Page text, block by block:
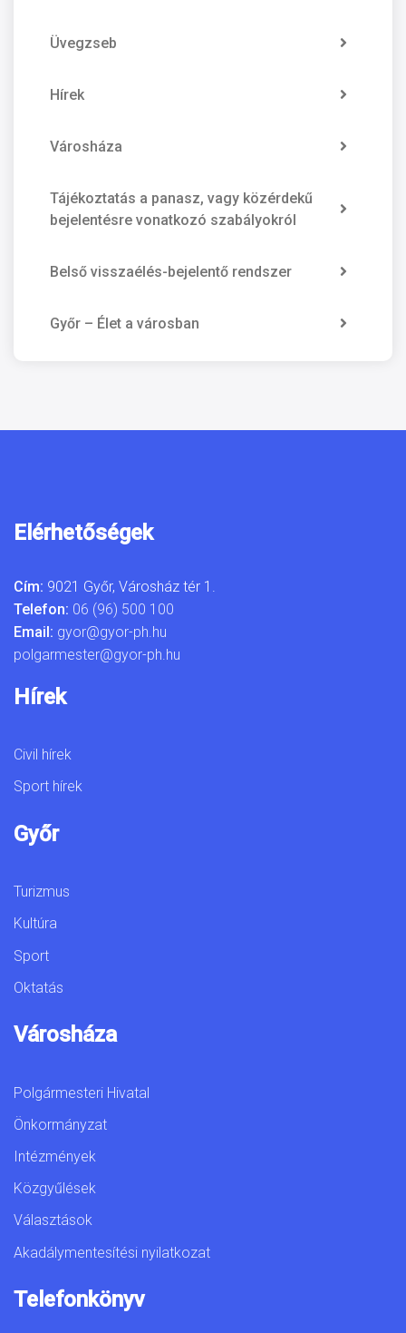
Üvegzseb
Hírek
Városháza
Tájékoztatás a panasz, vagy közérdekű
bejelentésre vonatkozó szabályokról
Belső visszaélés-bejelentő rendszer
Győr – Élet a városban
Elérhetőségek
Cím: 9021 Győr, Városház tér 1.
Telefon: 06 (96) 500 100
Email: gyor@gyor-ph.hu
polgarmester@gyor-ph.hu
Hírek
Civil hírek
Sport hírek
Győr
Turizmus
Kultúra
Sport
Oktatás
Városháza
Polgármesteri Hivatal
Önkormányzat
Intézmények
Közgyűlések
Választások
Akadálymentesítési nyilatkozat
Telefonkönyv